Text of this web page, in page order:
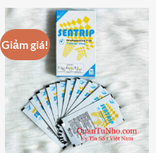
này
có
nhiều
biến
thể.
Các
tùy
chọn
có
thể
Giảm giá!